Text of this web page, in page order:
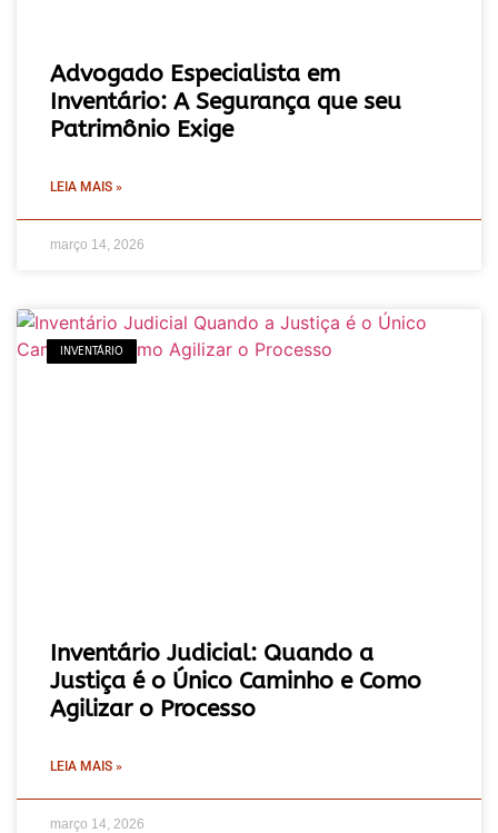
Advogado Especialista em
Inventário: A Segurança que seu
Patrimônio Exige
LEIA MAIS »
março 14, 2026
INVENTÁRIO
Inventário Judicial: Quando a
Justiça é o Único Caminho e Como
Agilizar o Processo
LEIA MAIS »
março 14, 2026